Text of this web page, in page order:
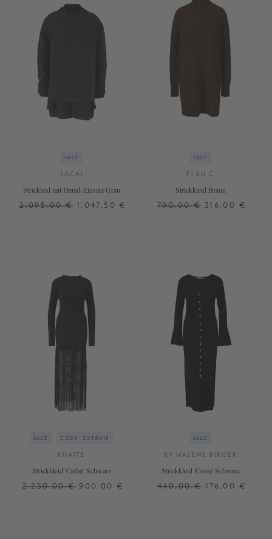
SALE
SACAI
Strickleid mit Hemd-Einsatz Grau
2.095,00 € 1.047,50 €
SALE
PLAN C
Strickkleid Braun
790,00 € 316,00 €
SALE CODE: EXTRA15
KHAITE
Strickkleid 'Cedar' Schwarz
2.250,00 € 900,00 €
SALE
BY MALENE BIRGER
Strickkleid 'Colea' Schwarz
440,00 € 176,00 €